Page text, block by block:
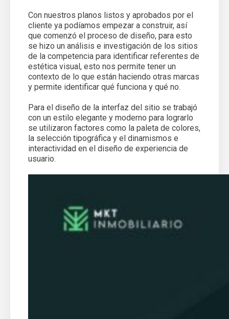
Con nuestros planos listos y aprobados por el
cliente ya podíamos empezar a construir, así
que comenzó el proceso de diseño, para esto
se hizo un análisis e investigación de los sitios
de la competencia para identificar referentes de
estética visual, esto nos permite tener un
contexto de lo que están haciendo otras marcas
y permite identificar qué funciona y qué no.
Para el diseño de la interfaz del sitio se trabajó
con un estilo elegante y moderno para lograrlo
se utilizaron factores como la paleta de colores,
la selección tipográfica y el dinamismos e
interactividad en el diseño de experiencia de
usuario.